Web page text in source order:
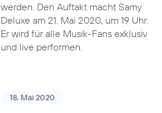
werden. Den Auftakt macht Samy
Deluxe am 21. Mai 2020, um 19 Uhr.
Er wird für alle Musik-Fans exklusiv
und live performen.
18. Mai 2020